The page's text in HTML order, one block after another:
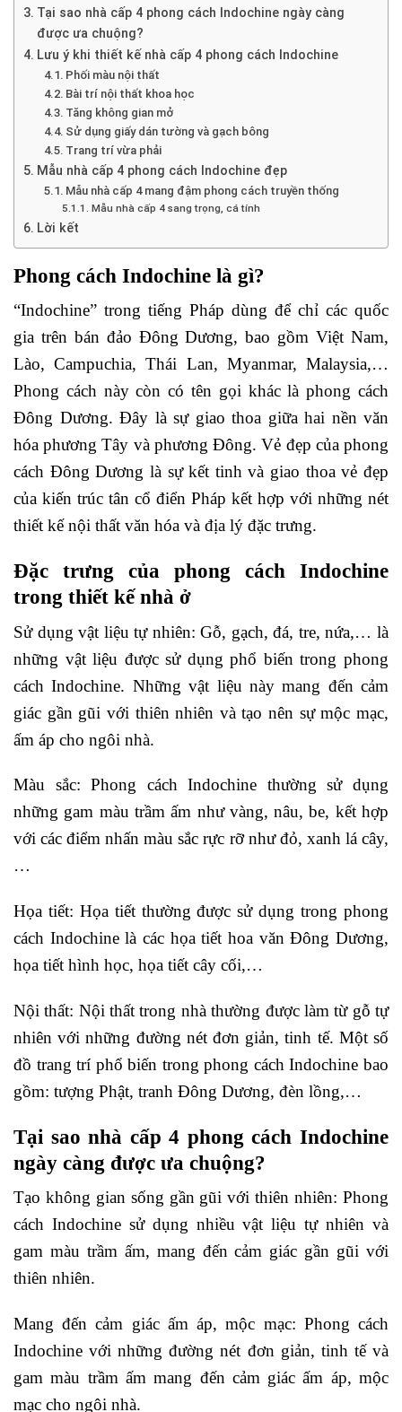
Tại sao nhà cấp 4 phong cách Indochine ngày càng
được ưa chuộng?
Lưu ý khi thiết kế nhà cấp 4 phong cách Indochine
Phối màu nội thất
Bài trí nội thất khoa học
Tăng không gian mở
Sử dụng giấy dán tường và gạch bông
Trang trí vừa phải
Mẫu nhà cấp 4 phong cách Indochine đẹp
Mẫu nhà cấp 4 mang đậm phong cách truyền thống
Mẫu nhà cấp 4 sang trọng, cá tính
Lời kết
Phong cách Indochine là gì?
“Indochine” trong tiếng Pháp dùng để chỉ các quốc
gia trên bán đảo Đông Dương, bao gồm Việt Nam,
Lào, Campuchia, Thái Lan, Myanmar, Malaysia,…
Phong cách này còn có tên gọi khác là phong cách
Đông Dương. Đây là sự giao thoa giữa hai nền văn
hóa phương Tây và phương Đông. Vẻ đẹp của phong
cách Đông Dương là sự kết tinh và giao thoa vẻ đẹp
của kiến ​​trúc tân cổ điển Pháp kết hợp với những nét
thiết kế nội thất văn hóa và địa lý đặc trưng.
Đặc trưng của phong cách Indochine
trong thiết kế nhà ở
Sử dụng vật liệu tự nhiên: Gỗ, gạch, đá, tre, nứa,… là
những vật liệu được sử dụng phổ biến trong phong
cách Indochine. Những vật liệu này mang đến cảm
giác gần gũi với thiên nhiên và tạo nên sự mộc mạc,
ấm áp cho ngôi nhà.
Màu sắc: Phong cách Indochine thường sử dụng
những gam màu trầm ấm như vàng, nâu, be, kết hợp
với các điểm nhấn màu sắc rực rỡ như đỏ, xanh lá cây,
…
Họa tiết: Họa tiết thường được sử dụng trong phong
cách Indochine là các họa tiết hoa văn Đông Dương,
họa tiết hình học, họa tiết cây cối,…
Nội thất: Nội thất trong nhà thường được làm từ gỗ tự
nhiên với những đường nét đơn giản, tinh tế. Một số
đồ trang trí phổ biến trong phong cách Indochine bao
gồm: tượng Phật, tranh Đông Dương, đèn lồng,…
Tại sao nhà cấp 4 phong cách Indochine
ngày càng được ưa chuộng?
Tạo không gian sống gần gũi với thiên nhiên: Phong
cách Indochine sử dụng nhiều vật liệu tự nhiên và
gam màu trầm ấm, mang đến cảm giác gần gũi với
thiên nhiên.
Mang đến cảm giác ấm áp, mộc mạc: Phong cách
Indochine với những đường nét đơn giản, tinh tế và
gam màu trầm ấm mang đến cảm giác ấm áp, mộc
mạc cho ngôi nhà.